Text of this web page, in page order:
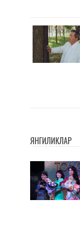
ЯНГИЛИКЛАР